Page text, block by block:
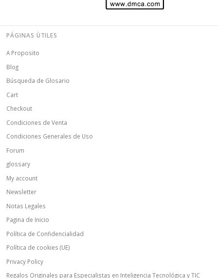
PÁGINAS ÙTILES
A Proposito
Blog
Búsqueda de Glosario
Cart
Checkout
Condiciones de Venta
Condiciones Generales de Uso
Forum
glossary
My account
Newsletter
Notas Legales
Pagina de Inicio
Política de Confidencialidad
Política de cookies (UE)
Privacy Policy
Regalos Originales para Especialistas en Inteligencia Tecnológica y TIC